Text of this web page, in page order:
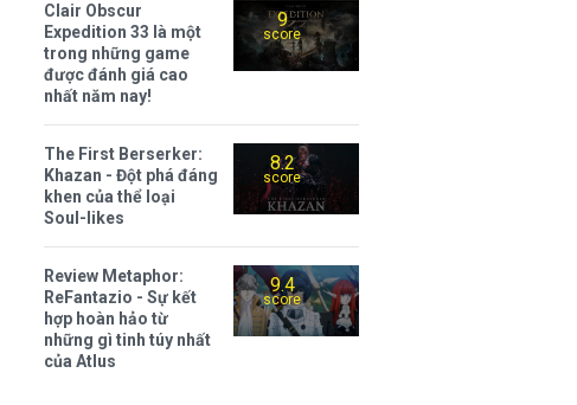
9
score
Clair Obscur
Expedition 33 là một
trong những game
được đánh giá cao
nhất năm nay!
8.2
score
The First Berserker:
Khazan - Đột phá đáng
khen của thể loại
Soul-likes
9.4
score
Review Metaphor:
ReFantazio - Sự kết
hợp hoàn hảo từ
những gì tinh túy nhất
của Atlus